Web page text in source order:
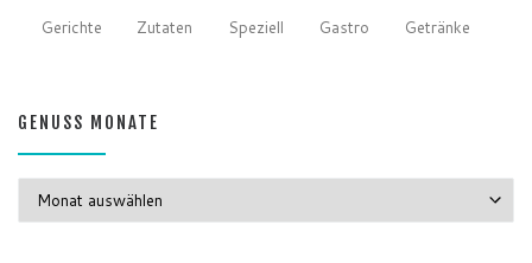
Gerichte Zutaten Speziell Gastro Getränke
GENUSS MONATE